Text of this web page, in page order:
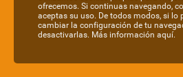
ofrecemos. Si continuas navegando,
aceptas su uso. De todos modos, si lo
cambiar la configuración de tu
desactivarlas. Más información aquí.